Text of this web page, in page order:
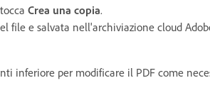
Crea una copia.
file e salvata nell'archiviazione cloud
inferiore per modificare il PDF come